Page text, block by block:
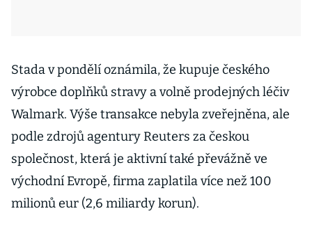
Stada v pondělí oznámila, že kupuje českého
výrobce doplňků stravy a volně prodejných léčiv
Walmark. Výše transakce nebyla zveřejněna, ale
podle zdrojů agentury Reuters za českou
společnost, která je aktivní také převážně ve
východní Evropě, firma zaplatila více než 100
milionů eur (2,6 miliardy korun).